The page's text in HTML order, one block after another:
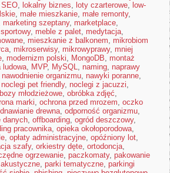
SEO, lokalny biznes, loty czarterowe, low-
, małe mieszkanie, małe remonty,
marketing szeptany, marketplace,
, meble z palet, medytacja,
, mieszkanie z balkonem, mikrobiom
, mikroserwisy, mikrowyprawy, mniej
, modernizm polski, MongoDB, montaż
ludowa, MVP, MySQL, naming, naprawy
nawodnienie organizmu, nawyki poranne,
noclegi pet friendly, noclegi z jacuzzi,
młodzieżowe, obróbka zdjęć,
marki, ochrona przed mrozem, oczko
drewna, odporność organizmu,
danych, offboarding, ogród deszczowy,
pracownika, opieka okołoporodowa,
, opłaty administracyjne, opóźniony lot,
szafy, orkiestry dęte, ortodoncja,
ogrzewanie, paczkomaty, pakowanie
, parki tematyczne, parkingi